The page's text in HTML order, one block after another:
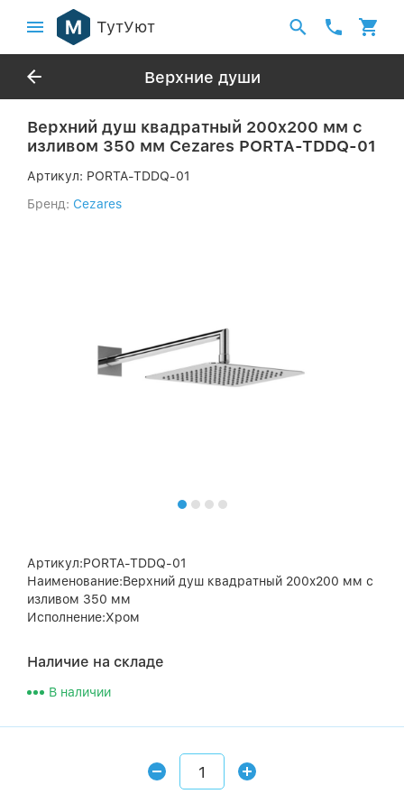
ТутУют
Верхние души
Верхний душ квадратный 200x200 мм с
изливом 350 мм Cezares PORTA-TDDQ-01
Артикул: PORTA-TDDQ-01
Бренд: Cezares
Артикул:PORTA-TDDQ-01
Наименование:Верхний душ квадратный 200x200 мм с
изливом 350 мм
Исполнение:Хром
Наличие на складе
В наличии